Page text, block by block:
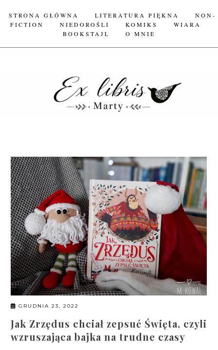
STRONA GŁÓWNA LITERATURA PIĘKNA
NON-
FICTION
NIEDOROŚLI KOMIKS
WIARA
BOOKSTAJL
O MNIE
GRUDNIA 23, 2022
Jak Zrzędus chciał zepsuć Święta, czyli
wzruszająca bajka na trudne czasy